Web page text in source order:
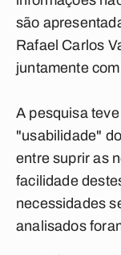
são
Rafael Carlos
juntamente
A pesquisa
"usabilidade"
entre suprir as
facilidade
necessidades
analisados